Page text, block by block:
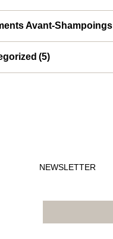
Avant-Shampoings
(5)
NEWSLETTER